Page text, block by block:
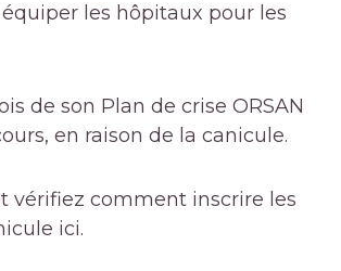
les hôpitaux pour les
de son Plan de crise ORSAN
en raison de la canicule.
vérifiez comment inscrire les
ici.